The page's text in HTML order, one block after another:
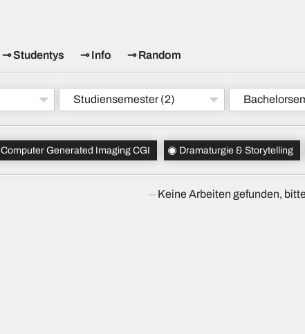
Studentys Info Random
Studiensemester (2)
Computer Generated Imaging CGI Dramaturgie & Storytelling
Keine Arbeiten gefunden,